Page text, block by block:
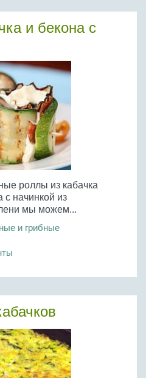
и бекона с
роллы из кабачка
с начинкой из
мы можем...
и грибные